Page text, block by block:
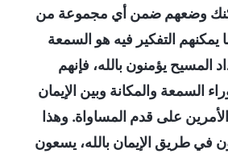
وضعهم ضمن أي مجموعة من
التفكير فيه هو السمعة
المسيح يؤمنون بالله، فإنهم
السمعة والمكانة وبين الإيمان
على قدم المساواة. وهذا
في طريق الإيمان بالله، يسعون